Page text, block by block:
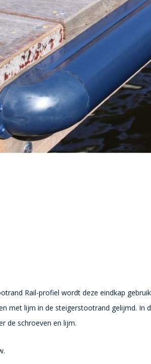
Rail-profiel wordt deze eindkap
met lijm in de steigerstootrand gelijmd. In
de schroeven en lijm.